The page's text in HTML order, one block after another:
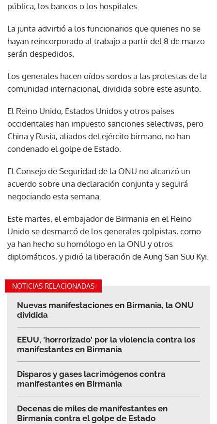
pública, los bancos o los hospitales.
La junta advirtió a los funcionarios que quienes no se
hayan reincorporado al trabajo a partir del 8 de marzo
serán despedidos.
Los generales hacen oídos sordos a las protestas de la
comunidad internacional, dividida sobre este asunto.
El Reino Unido, Estados Unidos y otros países
occidentales han impuesto sanciones selectivas, pero
China y Rusia, aliados del ejército birmano, no han
condenado el golpe de Estado.
El Consejo de Seguridad de la ONU no alcanzó un
acuerdo sobre una declaración conjunta y seguirá
negociando esta semana.
Este martes, el embajador de Birmania en el Reino
Unido se desmarcó de los generales golpistas, como
ya han hecho su homólogo en la ONU y otros
diplomáticos, y pidió la liberación de Aung San Suu Kyi.
NOTICIAS RELACIONADAS
Nuevas manifestaciones en Birmania, la ONU
dividida
EEUU, 'horrorizado' por la violencia contra los
manifestantes en Birmania
Disparos y gases lacrimógenos contra
manifestantes en Birmania
Decenas de miles de manifestantes en
Birmania contra el golpe de Estado